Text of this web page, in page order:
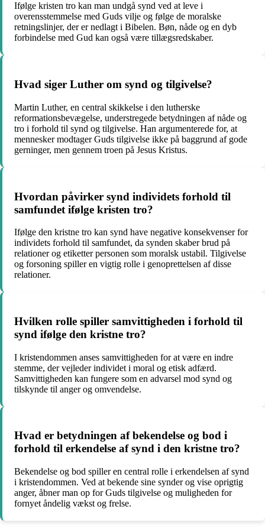
Ifølge kristen tro kan man undgå synd ved at leve i
overensstemmelse med Guds vilje og følge de moralske
retningslinjer, der er nedlagt i Bibelen. Bøn, nåde og en dyb
forbindelse med Gud kan også være tillægsredskaber.
Hvad siger Luther om synd og tilgivelse?
Martin Luther, en central skikkelse i den lutherske
reformationsbevægelse, understregede betydningen af nåde og
tro i forhold til synd og tilgivelse. Han argumenterede for, at
mennesker modtager Guds tilgivelse ikke på baggrund af gode
gerninger, men gennem troen på Jesus Kristus.
Hvordan påvirker synd individets forhold til
samfundet ifølge kristen tro?
Ifølge den kristne tro kan synd have negative konsekvenser for
individets forhold til samfundet, da synden skaber brud på
relationer og etiketter personen som moralsk ustabil. Tilgivelse
og forsoning spiller en vigtig rolle i genoprettelsen af disse
relationer.
Hvilken rolle spiller samvittigheden i forhold til
synd ifølge den kristne tro?
I kristendommen anses samvittigheden for at være en indre
stemme, der vejleder individet i moral og etisk adfærd.
Samvittigheden kan fungere som en advarsel mod synd og
tilskynde til anger og omvendelse.
Hvad er betydningen af bekendelse og bod i
forhold til erkendelse af synd i den kristne tro?
Bekendelse og bod spiller en central rolle i erkendelsen af synd
i kristendommen. Ved at bekende sine synder og vise oprigtig
anger, åbner man op for Guds tilgivelse og muligheden for
fornyet åndelig vækst og frelse.